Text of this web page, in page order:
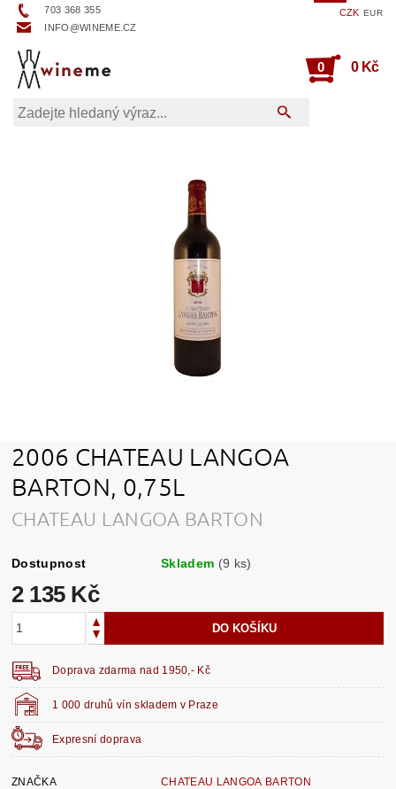
703 368 355
INFO@WINEME.CZ
CZK EUR
0 0 Kč
2006 CHATEAU LANGOA
BARTON, 0,75L
CHATEAU LANGOA BARTON
Dostupnost Skladem (9 ks)
2 135 Kč
1 000 druhů vín skladem v Praze
Expresní doprava
Doprava zdarma nad 1950,- Kč
ZNAČKA
CHATEAU LANGOA BARTON